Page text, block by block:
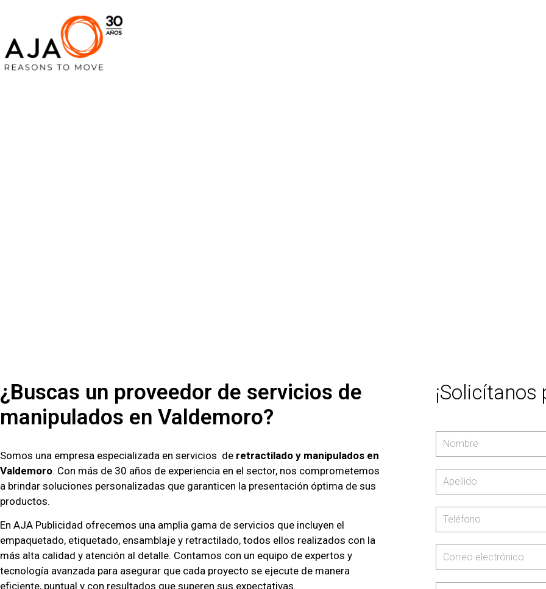
¿Buscas un proveedor de servicios de
manipulados en Valdemoro?
Somos una empresa especializada en servicios de retractilado y manipulados en
Valdemoro. Con más de 30 años de experiencia en el sector, nos comprometemos
a brindar soluciones personalizadas que garanticen la presentación óptima de sus
productos.
En AJA Publicidad ofrecemos una amplia gama de servicios que incluyen el
empaquetado, etiquetado, ensamblaje y retractilado, todos ellos realizados con la
más alta calidad y atención al detalle. Contamos con un equipo de expertos y
tecnología avanzada para asegurar que cada proyecto se ejecute de manera
eficiente, puntual y con resultados que superen sus expectativas.
¡Solicítanos